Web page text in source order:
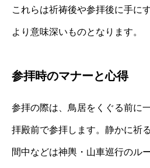
これらは祈祷後や参拝後に手に
より意味深いものとなります。
参拝時のマナーと心得
参拝の際は、鳥居をくぐる前に
拝殿前で参拝します。静かに祈
間中などは神輿・山車巡行のル